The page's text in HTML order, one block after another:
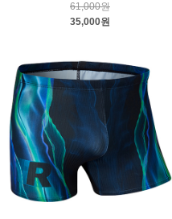
61,000원
35,000원